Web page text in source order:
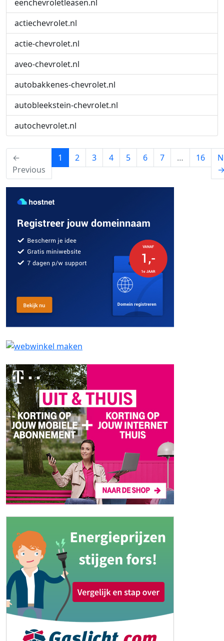
eenchevroletleasen.nl
actiechevrolet.nl
actie-chevrolet.nl
aveo-chevrolet.nl
autobakkenes-chevrolet.nl
autobleekstein-chevrolet.nl
autochevrolet.nl
←
Previous
1 (current)
2 3 4 5 6 7 … 16